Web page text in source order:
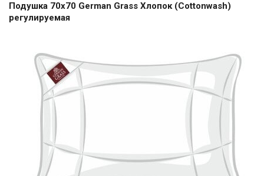
Подушка 70х70 German Grass Хлопок (Cottonwash)
регулируемая